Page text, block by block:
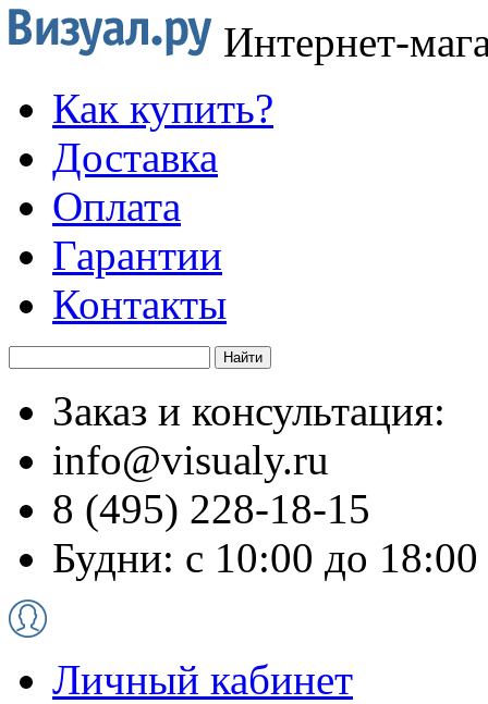
Интернет-
Как купить?
Доставка
Оплата
Гарантии
Контакты
Заказ и консультация:
info@visualy.ru
8 (495) 228-18-15
Будни: с 10:00 до 18:00
Личный кабинет